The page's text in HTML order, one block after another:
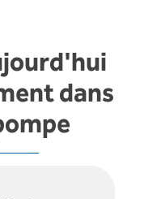
dans